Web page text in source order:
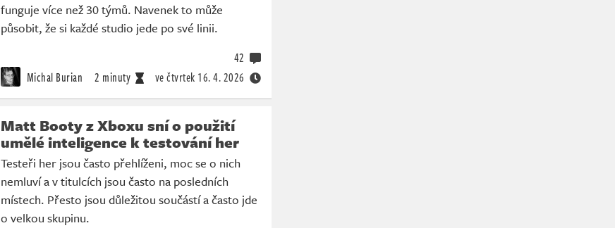
funguje více než 30 týmů. Navenek to může
působit, že si každé studio jede po své linii.
Michal Burian 2 minuty ve čtvrtek 16. 4. 2026
42
Matt Booty z Xboxu sní o použití
umělé inteligence k testování her
Testeři her jsou často přehlíženi, moc se o nich
nemluví a v titulcích jsou často na posledních
místech. Přesto jsou důležitou součástí a často jde
o velkou skupinu.